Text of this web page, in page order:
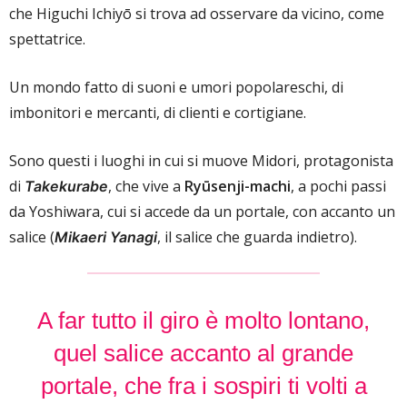
che Higuchi Ichiyō si trova ad osservare da vicino, come
spettatrice.
Un mondo fatto di suoni e umori popolareschi, di
imbonitori e mercanti, di clienti e cortigiane.
Sono questi i luoghi in cui si muove Midori, protagonista
di Takekurabe, che vive a Ryūsenji-machi, a pochi passi
da Yoshiwara, cui si accede da un portale, con accanto un
salice (Mikaeri Yanagi, il salice che guarda indietro).
A far tutto il giro è molto lontano,
quel salice accanto al grande
portale, che fra i sospiri ti volti a